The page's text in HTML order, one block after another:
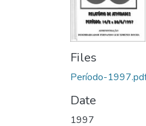
Files
Período-
Date
1997